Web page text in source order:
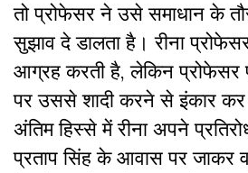
तो प्रोफेसर ने उसे समाधान के
सुझाव दे डालता है। रीना
आग्रह करती है, लेकिन प्रोफेसर
पर उससे शादी करने से इंकार
अंतिम हिस्से में रीना अपने
प्रताप सिंह के आवास पर जाकर